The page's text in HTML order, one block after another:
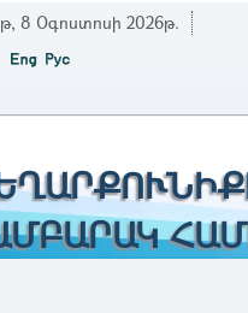
8 Օգոստոսի 2026թ.